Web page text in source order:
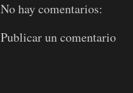
No hay comentarios:
Publicar un comentario